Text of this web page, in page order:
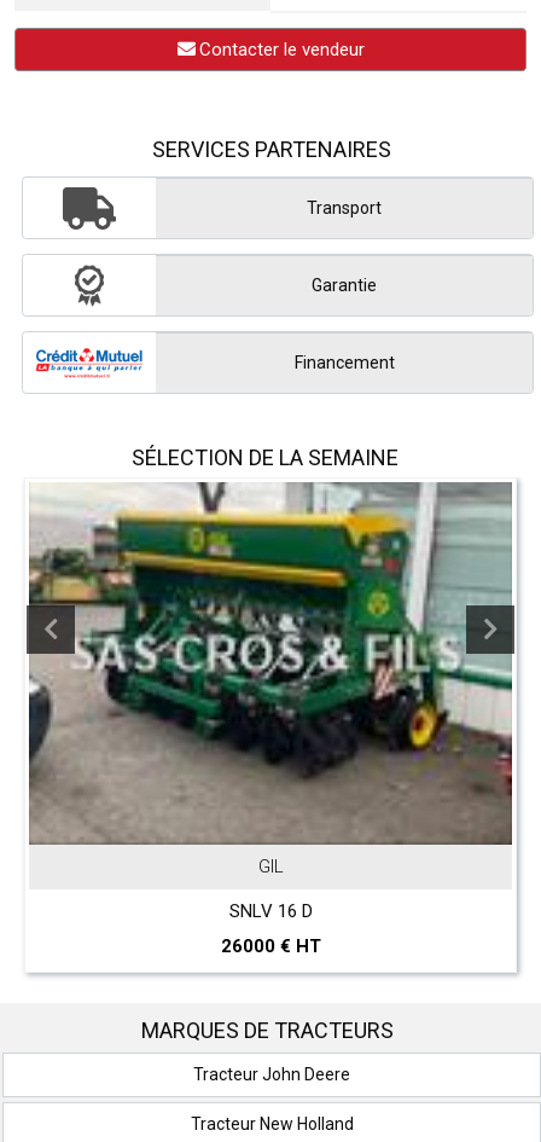
Contacter le vendeur
SERVICES PARTENAIRES
Transport
Garantie
Financement
SÉLECTION DE LA SEMAINE
GIL
SNLV 16 D
26000 € HT
MARQUES DE TRACTEURS
Tracteur John Deere
Tracteur New Holland